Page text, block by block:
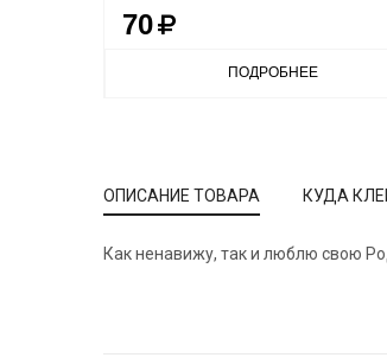
70
ПОДРОБНЕЕ
ОПИСАНИЕ ТОВАРА КУДА
Как ненавижу, так и люблю свою